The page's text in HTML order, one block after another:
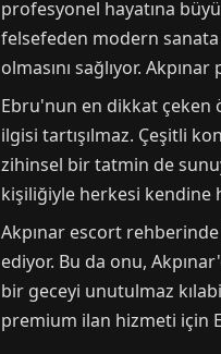
profesyonel hayatına
felsefeden modern
olmasını sağlıyor.
Ebru'nun en dikkat
ilgisi tartışılmaz. Çeşitli
zihinsel bir tatmin de
kişiliğiyle herkesi kendine
Akpınar escort
ediyor. Bu da onu,
bir geceyi unutulmaz
premium ilan hizmeti için